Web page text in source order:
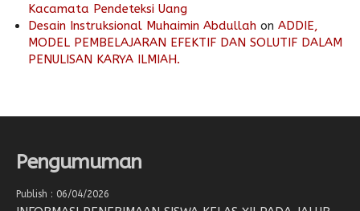
Kacamata Pendeteksi Uang
Desain Instruksional Muhaimin Abdullah on ADDIE,
MODEL PEMBELAJARAN EFEKTIF DAN SOLUTIF DALAM
PENULISAN KARYA ILMIAH.
Pengumuman
Publish : 06/04/2026